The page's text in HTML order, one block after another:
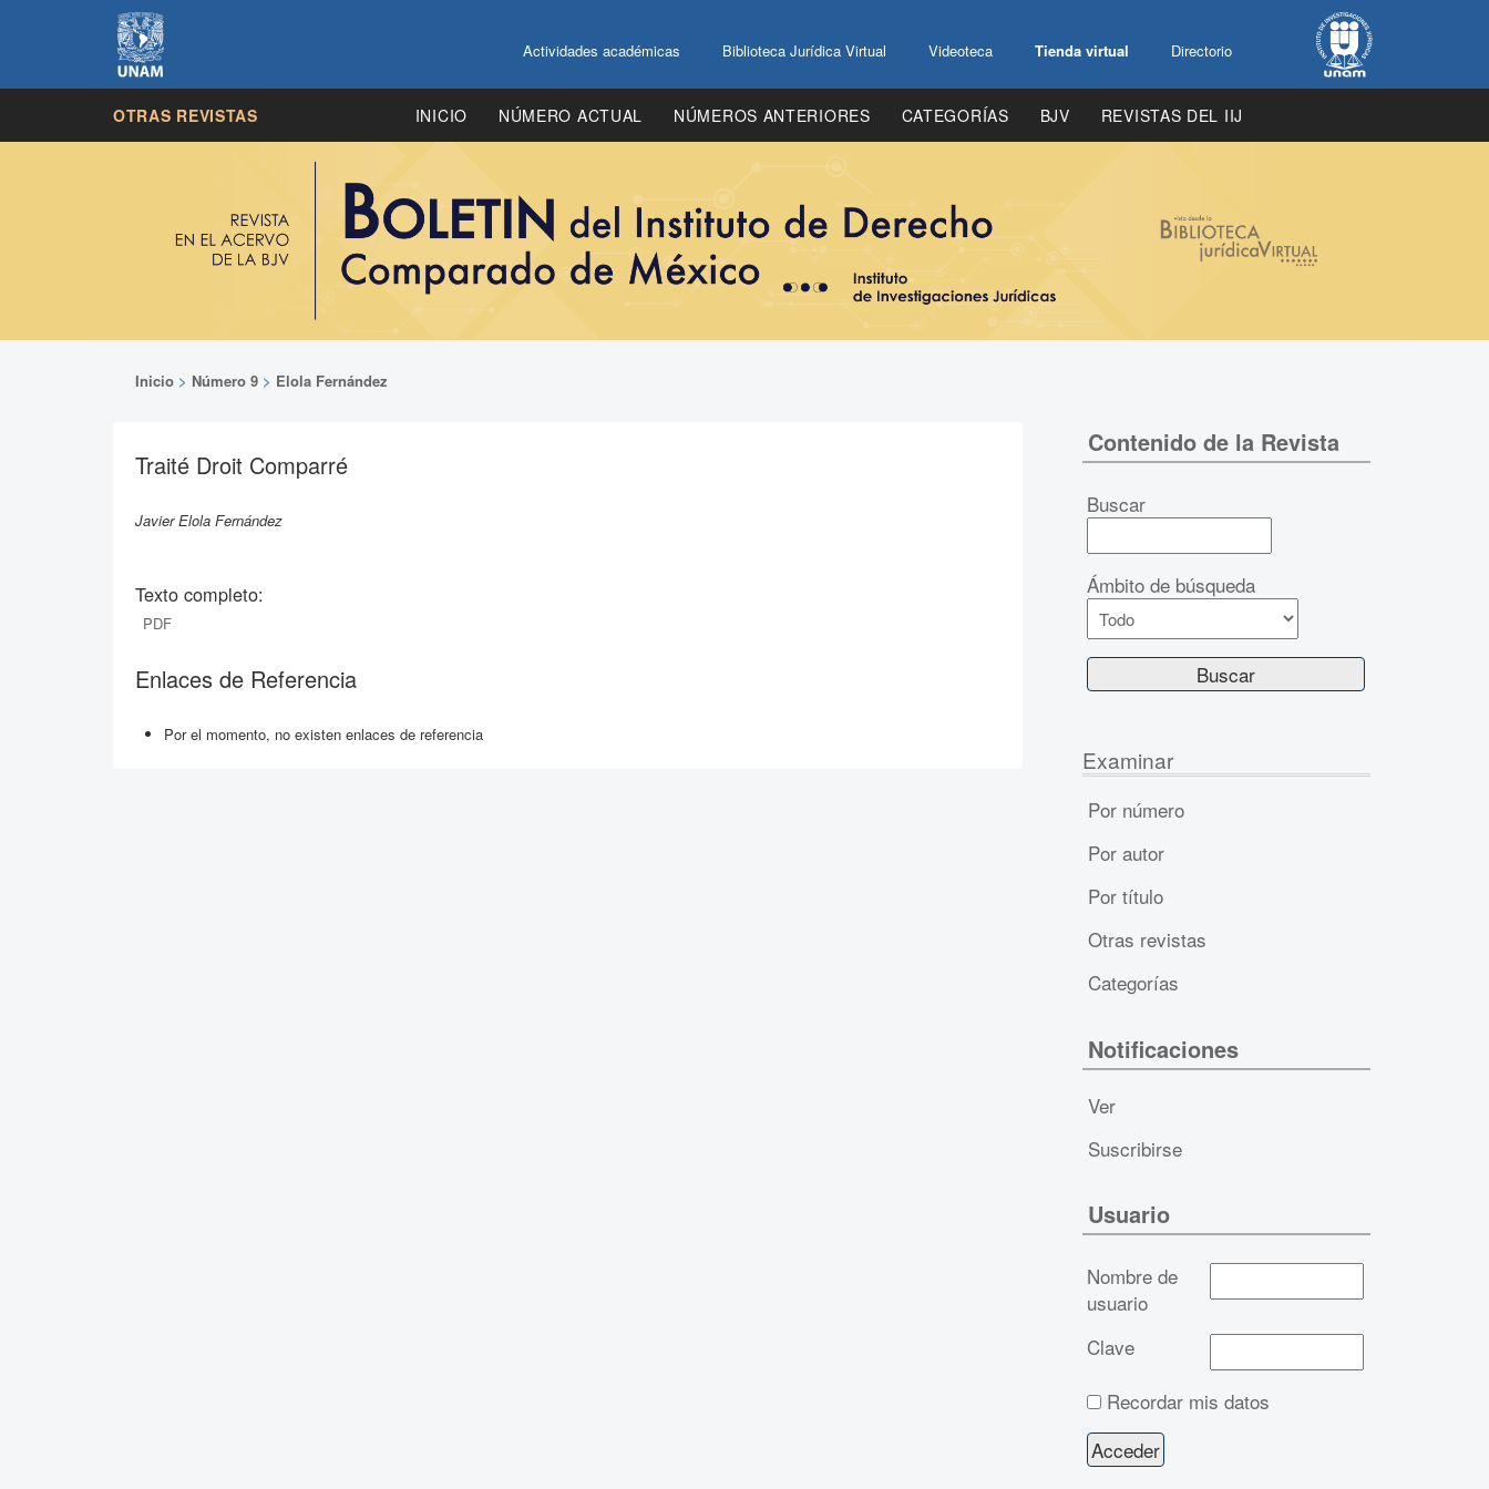
Actividades académicas Biblioteca Jurídica Virtual Videoteca Tienda virtual Directorio
OTRAS REVISTAS INICIO NÚMERO ACTUAL NÚMEROS ANTERIORES CATEGORÍAS BJV REVISTAS DEL IIJ
Inicio > Número 9 > Elola Fernández
Traité Droit Comparré
Javier Elola Fernández
Texto completo:
PDF
Enlaces de Referencia
Por el momento, no existen enlaces de referencia
Contenido de la Revista
Buscar
Ámbito de búsqueda
Examinar
Por número
Por autor
Por título
Otras revistas
Categorías
Notificaciones
Ver
Suscribirse
Usuario
Nombre de
usuario
Clave
Recordar mis datos